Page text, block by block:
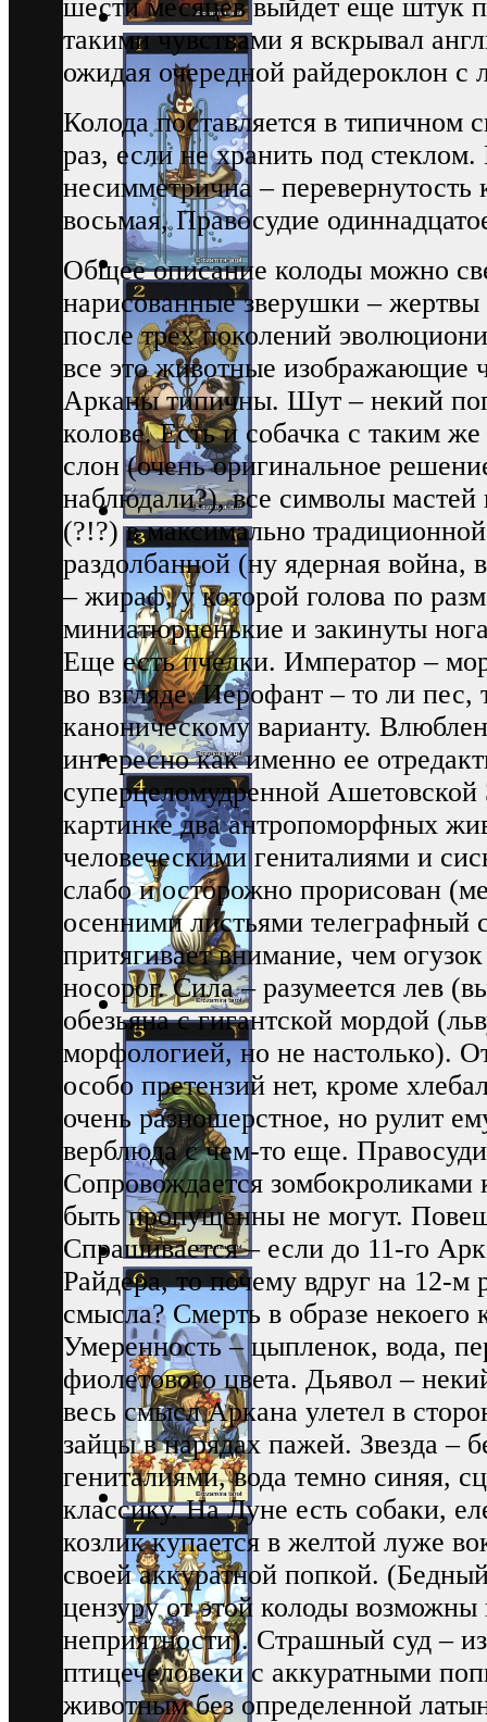
шести месяцев выйдет еще штук
такими чувствами я вскрывал
ожидая очередной райдероклон
Колода поставляется в типичном
раз, если не хранить под
несимметрична –
восьмая, Правосудие
Общее описание колоды можно
нарисованные зверушки –
после трех поколений
все это животные изображающие
Арканы типичны. Шут – некий
колове. Есть и собачка с таким
слон (очень оригинальное
наблюдали?), все символы
(?!?) в максимально
раздолбанной (ну ядерная
– жираф, у которой голова по
миниатюрненькие и закинуты
Еще есть пчелки. Император –
во взгляде. Иерофант – то ли пес,
каноническому варианту.
интересно как именно ее
суперцеломудренной
картинке два антропоморфных
человеческими гениталиями и
слабо и осторожно прорисован
осенними листьями телеграфный
притягивает внимание, чем
носорог. Сила – разумеется лев
обезьяна с гигантской мордой
морфологией, но не настолько).
особо претензий нет, кроме
очень разношерстное, но рулит
верблюда с чем-то еще.
Сопровождается зомбокроликами
быть пропущенны не могут.
Спрашивается – если до 11-го
Райдера, то почему вдруг на 12-
смысла? Смерть в образе некоего
Умеренность – цыпленок, вода,
фиолетового цвета. Дьявол –
весь смысл Аркана улетел в
зайцы в нарядах пажей. Звезда –
гениталиями, вода темно синяя,
классику. На Луне есть собаки,
козлик купается в желтой луже
своей аккуратной попкой.
цензуру от этой колоды
неприятности). Страшный суд –
птицечеловеки с аккуратными
животным без определенной